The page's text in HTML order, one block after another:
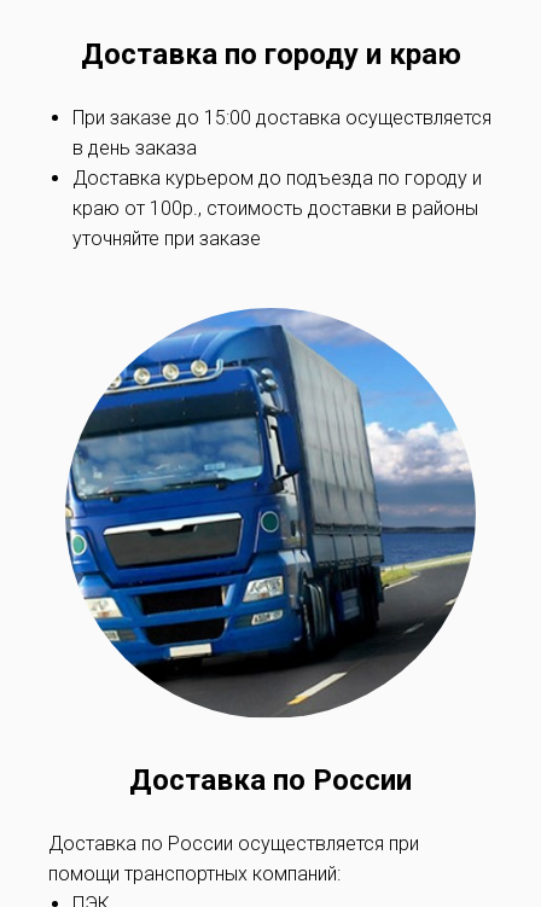
Доставка по городу и краю
При заказе до 15:00 доставка осуществляется
в день заказа
Доставка курьером до подъезда по городу и
краю от 100р., стоимость доставки в районы
уточняйте при заказe
Доставка по России
Доставка по России осуществляется при
помощи транспортных компаний: